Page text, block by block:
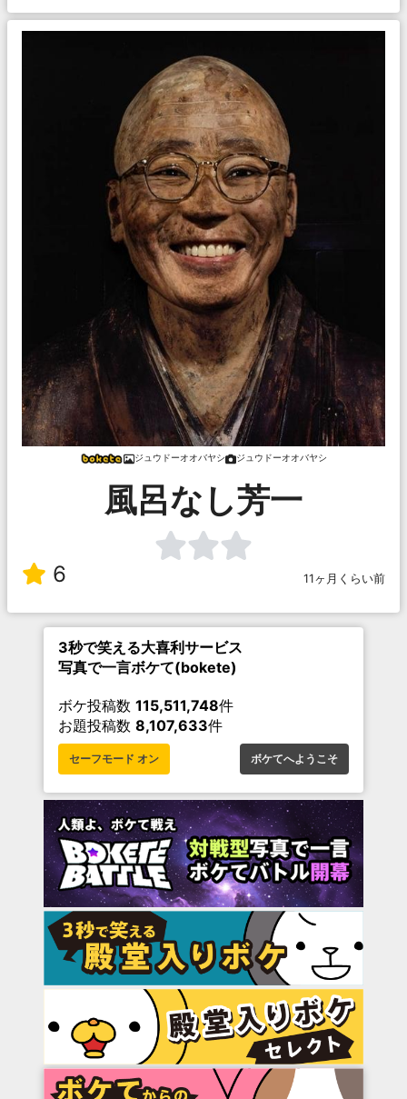
ジュウドーオオバヤシ ジュウドーオオバヤシ
風呂なし芳一
6 11ヶ月くらい前
3秒で笑える大喜利サービス
写真で一言ボケて(bokete)
ボケ投稿数 115,511,748件
お題投稿数 8,107,633件
セーフモード オン ボケてへようこそ